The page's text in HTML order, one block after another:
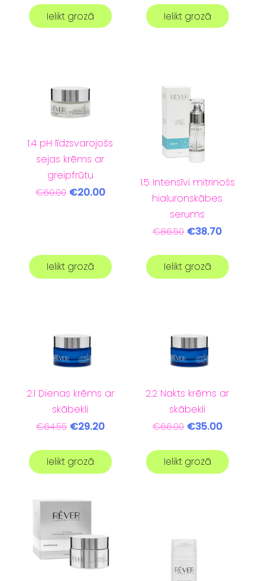
Ielikt grozā Ielikt grozā
1.4 pH līdzsvarojošs
sejas krēms ar
greipfrūtu
€60.00 €20.00
Ielikt grozā
1.5 Intensīvi mitrinošs
hialuronskābes
serums
€86.50 €38.70
Ielikt grozā
2.1 Dienas krēms ar
skābekli
€64.55 €29.20
Ielikt grozā
2.2 Nakts krēms ar
skābekli
€66.00 €35.00
Ielikt grozā